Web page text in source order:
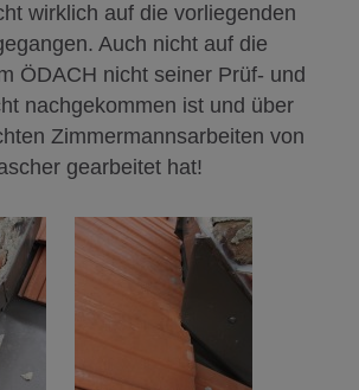
wirklich auf die vorliegenden
Auch nicht auf die
ÖDACH nicht seiner Prüf- und
nachgekommen ist und über
Zimmermannsarbeiten von
gearbeitet hat!